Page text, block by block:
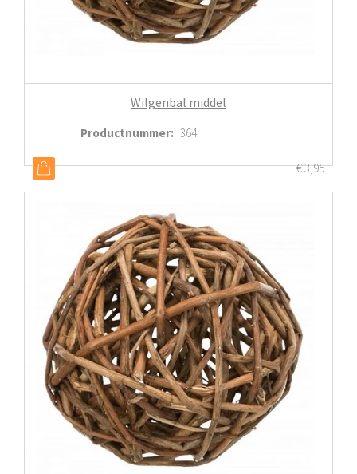
Wilgenbal middel
Productnummer: 364
€3,95